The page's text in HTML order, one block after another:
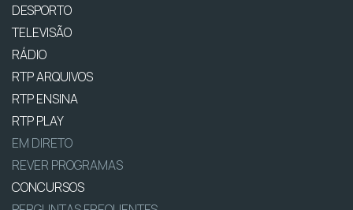
DESPORTO
TELEVISÃO
RÁDIO
RTP ARQUIVOS
RTP ENSINA
RTP PLAY
EM DIRETO
REVER PROGRAMAS
CONCURSOS